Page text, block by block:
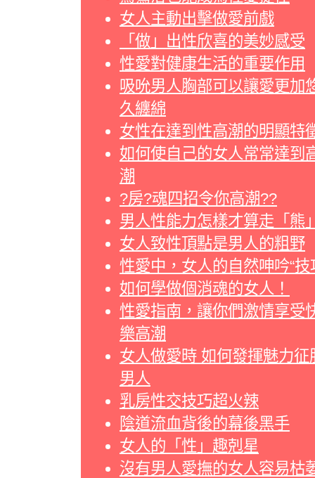
女人主動出擊做愛前戲
「做」出性欣喜的美妙感受
性愛對健康生活的重要作用
吸吮男人胸部可以讓愛更加
久纏綿
女性在達到性高潮的明顯特
如何使自己的女人常常達到
潮
?房?魂四招令你高潮??
男人性能力怎樣才算走「熊
女人致性頂點是男人的粗野
性愛中，女人的自然呻吟“技
如何學做個消魂的女人！
性愛指南，讓你們激情享受
樂高潮
女人做愛時 如何發揮魅力征
男人
乳房性交技巧超火辣
陰道流血背後的幕後黑手
女人的「性」趣剋星
沒有男人愛撫的女人容易枯